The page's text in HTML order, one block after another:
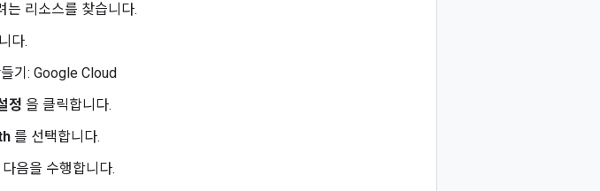
는 리소스를 찾습니다.
다.
기: Google Cloud
정 을 클릭합니다.
를 선택합니다.
음을 수행합니다.